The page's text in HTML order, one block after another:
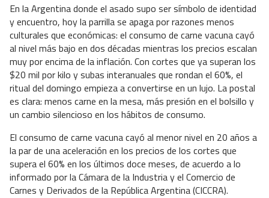
En la Argentina donde el asado supo ser símbolo de identidad
y encuentro, hoy la parrilla se apaga por razones menos
culturales que económicas: el consumo de carne vacuna cayó
al nivel más bajo en dos décadas mientras los precios escalan
muy por encima de la inflación. Con cortes que ya superan los
$20 mil por kilo y subas interanuales que rondan el 60%, el
ritual del domingo empieza a convertirse en un lujo. La postal
es clara: menos carne en la mesa, más presión en el bolsillo y
un cambio silencioso en los hábitos de consumo.
El consumo de carne vacuna cayó al menor nivel en 20 años a
la par de una aceleración en los precios de los cortes que
supera el 60% en los últimos doce meses, de acuerdo a lo
informado por la Cámara de la Industria y el Comercio de
Carnes y Derivados de la República Argentina (CICCRA).